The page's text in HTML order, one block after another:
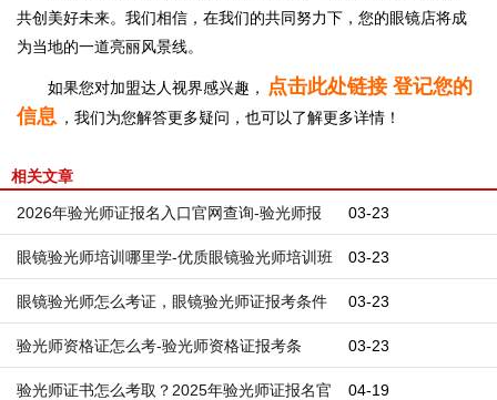
共创美好未来。我们相信，在我们的共同努力下，您的眼镜店将成
为当地的一道亮丽风景线。
如果您对加盟达人视界感兴趣，
点击此处链接 登记您的
信息 ，我们为您解答更多疑问，也可以了解更多详情！
相关文章
03-23
2026年验光师证报名入口官网查询-验光师报
名入口官网正规渠道推荐 03-23
眼镜验光师培训哪里学-优质眼镜验光师培训班
推荐 03-23
眼镜验光师怎么考证，眼镜验光师证报考条件
03-23
验光师资格证怎么考-验光师资格证报考条
件,2026年最新报考条件 04-19
验光师证书怎么考取？2025年验光师证报名官